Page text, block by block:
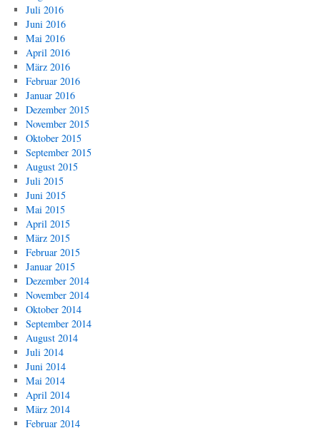
Juli 2016
Juni 2016
Mai 2016
April 2016
März 2016
Februar 2016
Januar 2016
Dezember 2015
November 2015
Oktober 2015
September 2015
August 2015
Juli 2015
Juni 2015
Mai 2015
April 2015
März 2015
Februar 2015
Januar 2015
Dezember 2014
November 2014
Oktober 2014
September 2014
August 2014
Juli 2014
Juni 2014
Mai 2014
April 2014
März 2014
Februar 2014